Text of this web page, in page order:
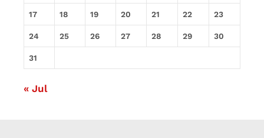
17 18 19 20 21 22 23
24 25 26 27 28 29 30
31
« Jul